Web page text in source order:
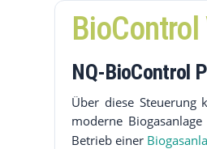
NQ-BioControl
Über diese Steuerung
moderne
Betrieb einer